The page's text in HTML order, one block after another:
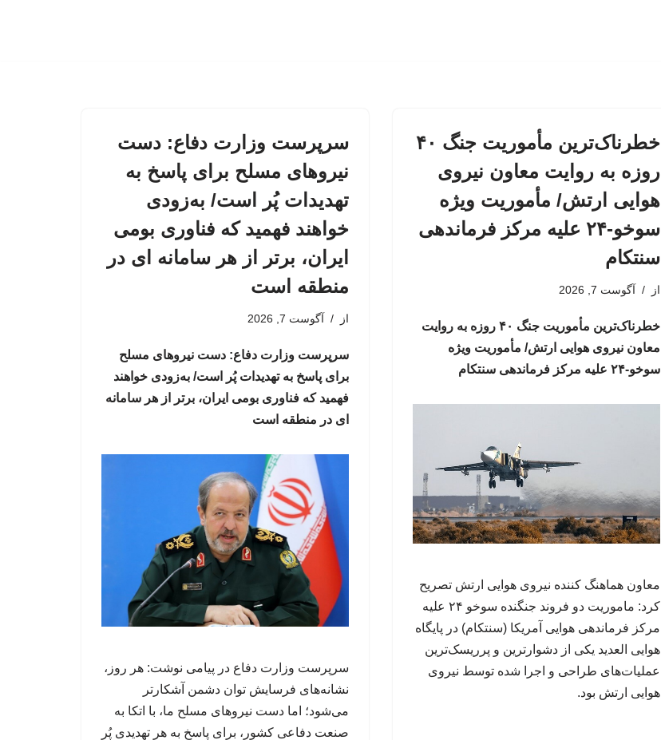
خطرناک‌ترین مأموریت جنگ ۴۰
روزه به روایت معاون نیروی
هوایی ارتش/ مأموریت ویژه
سوخو-۲۴ علیه مرکز فرماندهی
سنتکام
از آگوست 7, 2026
خطرناک‌ترین مأموریت جنگ ۴۰ روزه به روایت
معاون نیروی هوایی ارتش/ مأموریت ویژه
سوخو-۲۴ علیه مرکز فرماندهی سنتکام
معاون هماهنگ کننده نیروی هوایی ارتش تصریح
کرد: ماموریت دو فروند جنگنده سوخو ۲۴ علیه
مرکز فرماندهی هوایی آمریکا (سنتکام) در پایگاه
هوایی العدید یکی از دشوارترین و پرریسک‌ترین
عملیات‌های طراحی و اجرا شده توسط نیروی
هوایی ارتش بود.
سرپرست وزارت دفاع: دست
نیروهای مسلح برای پاسخ به
تهدیدات پُر است/ به‌زودی
خواهند فهمید که فناوری بومی
ایران، برتر از هر سامانه ای در
منطقه است
از آگوست 7, 2026
سرپرست وزارت دفاع: دست نیروهای مسلح
برای پاسخ به تهدیدات پُر است/ به‌زودی خواهند
فهمید که فناوری بومی ایران، برتر از هر سامانه
ای در منطقه است
سرپرست وزارت دفاع در پیامی نوشت: هر روز،
نشانه‌های فرسایش توان دشمن آشکارتر
می‌شود؛ اما دست نیروهای مسلح ما، با اتکا به
صنعت دفاعی کشور، برای پاسخ به هر تهدیدی پُر